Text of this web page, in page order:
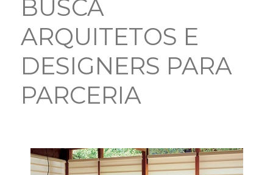
BUSCA
ARQUITETOS E
DESIGNERS PARA
PARCERIA